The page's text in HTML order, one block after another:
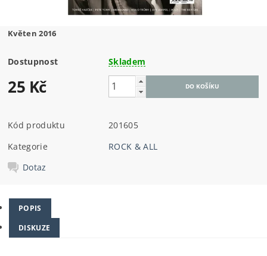
Květen 2016
Dostupnost Skladem
25 Kč
Kód produktu
201605
Kategorie
ROCK & ALL
Dotaz
POPIS
DISKUZE